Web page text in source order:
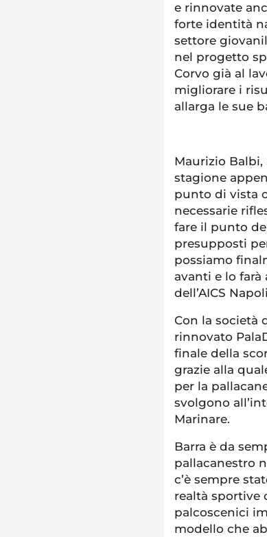
e rinnovate
forte identità
settore
nel progetto
Corvo già al
migliorare i
allarga le sue
Maurizio Balbi,
stagione
punto di vista
necessarie
fare il punto
presupposti
possiamo
avanti e lo farà
dell’AICS
Con la società
rinnovato
finale della
grazie alla
per la
svolgono
Marinare.
Barra è da
pallacanestro
c’è sempre
realtà sportive
palcoscenici
modello che